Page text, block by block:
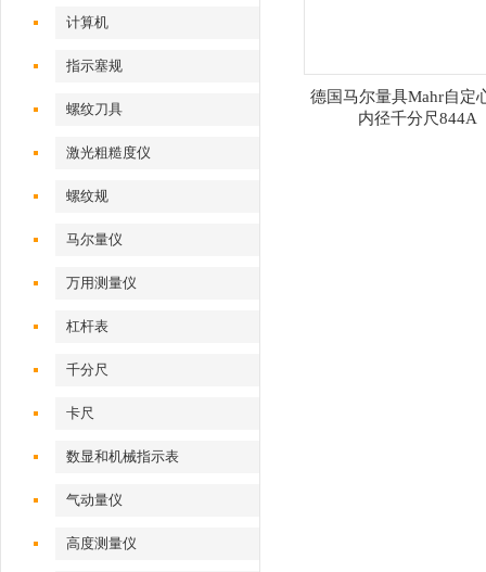
计算机
指示塞规
螺纹刀具
激光粗糙度仪
螺纹规
马尔量仪
万用测量仪
杠杆表
千分尺
卡尺
数显和机械指示表
气动量仪
高度测量仪
德国马尔量具Mahr自定
内径千分尺844A